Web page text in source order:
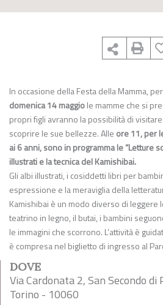
In occasione della Festa della Mamma,
domenica 14 maggiole mamme che si
propri figli avranno la possibilità di
scoprire le sue bellezze. Alle ore 11, per
ai 6 anni, sono in programma le “Letture
illustrati e la tecnica del Kamishibai.
Gli albi illustrati, i cosiddetti libri per
espressione e la meraviglia della
Kamishibai è un modo diverso di leggere
teatrino in legno, il butai, i bambini
le immagini che scorrono. L’attività è
è compresa nel biglietto di ingresso al
DOVE
Via Cardonata 2, San Secondo di
Torino - 10060